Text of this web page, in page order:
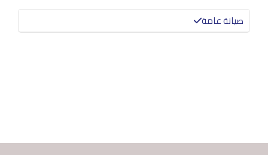
صيانة عامة